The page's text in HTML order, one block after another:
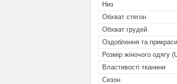
Низ
Обхват стегон
Обхват грудей
Оздоблення та прикраси
Розмір жіночого одягу
Властивості тканини
Сезон